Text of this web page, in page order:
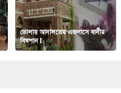
ভোলায় আদালতের এজলাসে বাদীর
বিষপান l